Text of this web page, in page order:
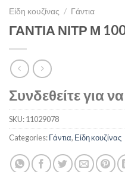
Είδη κουζίνας / Γάντια
ΓΑΝΤΙΑ ΝΙΤΡ Μ
Συνδεθείτε για να
SKU:11029078
Categories:Γάντια, Είδη κουζίνας